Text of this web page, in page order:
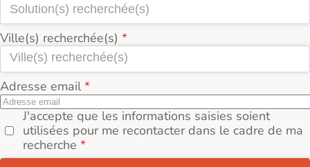
Ville(s) recherchée(s)
Adresse email
J'accepte que les informations saisies soient
utilisées pour me recontacter dans le cadre de ma
recherche